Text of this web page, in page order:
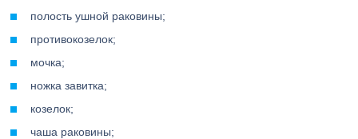
полость ушной раковины;
противокозелок;
мочка;
ножка завитка;
козелок;
чаша раковины;